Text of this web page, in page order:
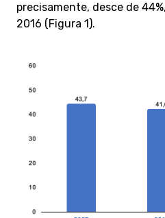
precisamente, desce de
2016 (Figura 1).